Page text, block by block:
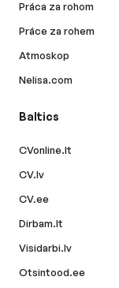
Práca za rohom
Práce za rohem
Atmoskop
Nelisa.com
Baltics
CVonline.lt
CV.lv
CV.ee
Dirbam.lt
Visidarbi.lv
Otsintood.ee